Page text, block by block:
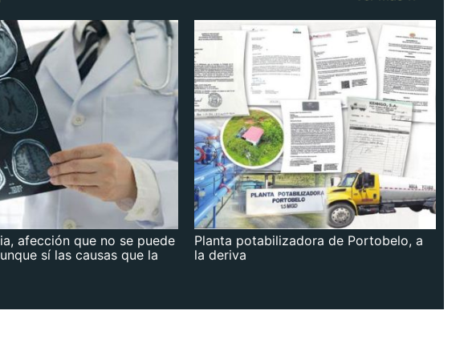
afección que no se puede
sí las causas que la
Planta potabilizadora de Portobelo, a
la deriva